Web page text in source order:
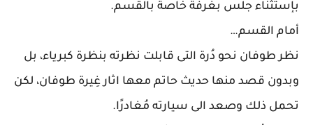
بإستثناء جلس بغرفة خاصة بالقسم.
أمام القسم…
نظر طوفان نحو دُرة التى قابلت نظرته بنظرة كبرياء، بل
وبدون قصد منها حديث حاتم معها اثار غِيرة طوفان، لكن
تحمل ذلك وصعد الى سيارته مُغادرًا.